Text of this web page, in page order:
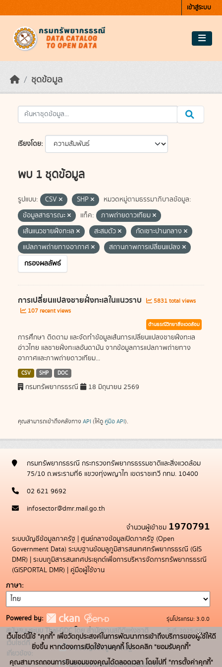
เข้าสู่ระบบ
ชุดข้อมูล
เรียงโดย
พบ 1 ชุดข้อมูล
รูปแบบ: CSV SHP
หมวดหมู่ตามธรรมาภิบาลข้อมูล:
ข้อมูลสาธารณะ
แท็ค:
ภาพถ่ายดาวเทียม
เส้นแนวชายฝั่งทะเล
สะสมตัว
กัดเซาะปานกลาง
แปลภาพถ่ายทางอากาศ
สถานภาพการเปลี่ยนแปลง
กรองผลลัพธ์
การเปลี่ยนแปลงชายฝั่งทะเลในแนวราบ
5831 total views
107 recent views
ด้านธรณีวิทยาสิ่งแวดล้อม
การศึกษา ติดตาม และจัดทำข้อมูลเส้นการเปลี่ยนแปลงชายฝั่งทะเล
อ่าวไทย แลชายฝั่งทะเลอันดามัน จากข้อมูลการแปลภาพถ่ายทาง
อากาศและภาพถ่ายดาวเทียม...
CSV SHP DOC
กรมทรัพยากรธรณี 18 มิถุนายน 2569
คุณสามารถเข้าถึงคลังทาง API (ให้ดู คู่มือ API).
กรมทรัพยากรธรณี กระทรวงทรัพยากรธรรมชาติและสิ่งแวดล้อม
75/10 ถ.พระรามที่6 แขวงทุ่งพญาไท เขตราชเทวี กทม. 10400
02 621 9692
infosector@dmr.mail.go.th
จำนวนผู้เข้าชม 1970791
ระบบบัญชีข้อมูลภาครัฐ | ศูนย์กลางข้อมูลเปิดภาครัฐ (Open
Government Data) ระบบฐานข้อมลูภูมิสารสนเทศทรัพยากรธรณี (GIS
DMR) | ระบบภูมิสารสนเทศประยุกต์เพื่อการบริหารจัดการทรัพยากรธรณี
(GISPORTAL DMR) | คู่มือผู้ใช้งาน
ภาษา
Powered by:
สนับสนุนระบบ Thai-GDC โดย สำนักงานสถิติแห่งชาติ
เว็บไซต์ที่
เกี่ยวข้อง:
ระบบบัญชีข้อมูลภาครัฐ
บริการนามานุกรมบัญชีข้อมูลภาค
รุ่นโปรแกรม: 3.0.0
วันที่: 2025-05-
19
เว็บไซต์นี้ใช้ "คุกกี้" เพื่อวัตถุประสงค์ในการพัฒนาการเข้าถึงบริการของผู้ใช้ให้ดี
ยิ่งขึ้น หากต้องการเปิดใช้งานคุกกี้ โปรดคลิก "ยอมรับคุกกี้"
คุณสามารถถอนการยินยอมของคุณได้ตลอดเวลา โดยไปที่ "การตั้งค่าคุกกี้"
x